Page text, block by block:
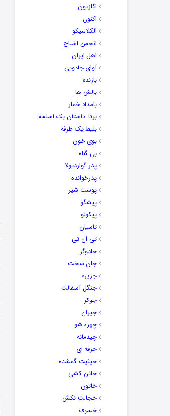
اکازیون
اکنون
الکلاسیکو
انجمن اشباح
اهل ایران
آوای جادویی
بازنده
بالش ها
بامداد خمار
برتا: داستان یک اسلحه
بلیط یک‌‌ طرفه
بوی خون
بی گناه
پدر گواردیولا
پدرخوانده
پوست شیر
پیشگو
پیکولو
تاسیان
تی ان تی
جادوگر
جان سخت
جزیره
جنگل آسفالت
جوکر
جیران
چهره شو
چیدمانه
حرفه ای
حیثیت گمشده
خائن کشی
خاتون
خجالت نکش
خسوف